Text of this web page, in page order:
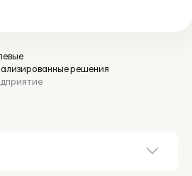
решения